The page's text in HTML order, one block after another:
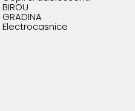
BIROU
GRADINA
Electrocasnice